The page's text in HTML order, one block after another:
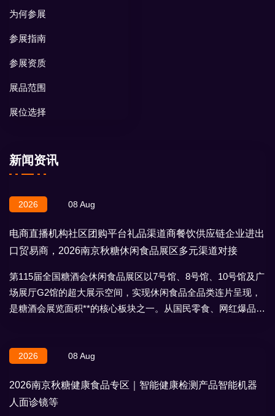
为何参展
参展指南
参展资质
展品范围
展位选择
新闻资讯
2026 08 Aug
电商直播机构社区团购平台礼品渠道商餐饮供应链企业进出
口贸易商，2026南京秋糖休闲食品展区多元渠道对接
第115届全国糖酒会休闲食品展区以7号馆、8号馆、10号馆及广
场展厅G2馆的超大展示空间，实现休闲食品全品类连片呈现，
是糖酒会展览面积**的核心板块之一。从国民零食、网红爆品到
2026 08 Aug
2026南京秋糖健康食品专区｜智能健康检测产品智能机器
人面诊镜等